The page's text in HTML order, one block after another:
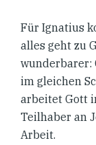
Für Ignatius
alles geht zu
wunderbarer:
im gleichen
arbeitet Gott
Teilhaber an
Arbeit.